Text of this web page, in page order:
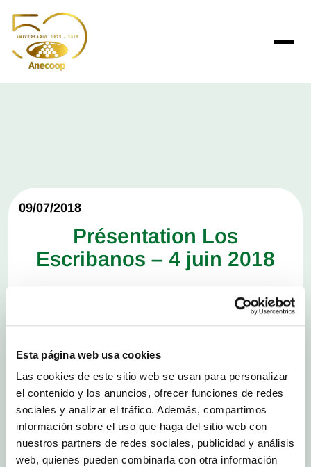
Esta página web usa cookies
Las cookies de este sitio web se usan para personalizar
el contenido y los anuncios, ofrecer funciones de redes
sociales y analizar el tráfico. Además, compartimos
información sobre el uso que haga del sitio web con
nuestros partners de redes sociales, publicidad y análisis
web, quienes pueden combinarla con otra información
09/07/2018
Présentation Los
Escribanos – 4 juin 2018